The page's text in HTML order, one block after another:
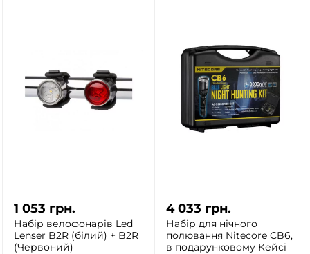
1 053 грн.
Набір велофонарів Led
Lenser B2R (білий) + B2R
(Червоний)
4 033 грн.
Набір для нічного
полювання Nitecore CB6,
в подарунковому Кейсі